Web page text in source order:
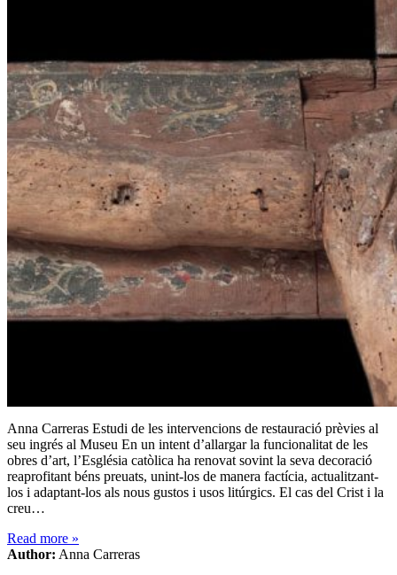
Anna Carreras Estudi de les intervencions de restauració prèvies al
seu ingrés al Museu En un intent d’allargar la funcionalitat de les
obres d’art, l’Església catòlica ha renovat sovint la seva decoració
reaprofitant béns preuats, unint-los de manera factícia, actualitzant-
los i adaptant-los als nous gustos i usos litúrgics. El cas del Crist i la
creu…
Read more »
Author: Anna Carreras